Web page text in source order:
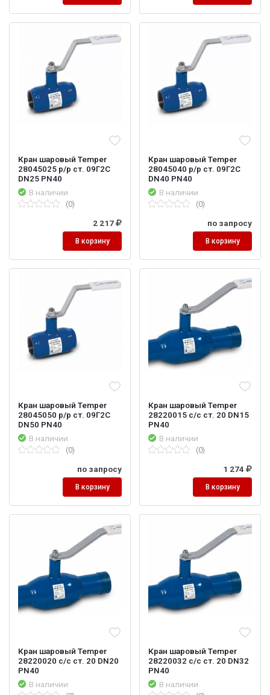
Кран шаровый Temper
28045025 р/р ст. 09Г2С
DN25 PN40
В наличии
(0)
2 217
В корзину
Кран шаровый Temper
28045040 р/р ст. 09Г2С
DN40 PN40
В наличии
(0)
по запросу
В корзину
Кран шаровый Temper
28045050 р/р ст. 09Г2С
DN50 PN40
В наличии
(0)
по запросу
В корзину
Кран шаровый Temper
28220015 с/с ст. 20 DN15
PN40
В наличии
(0)
1 274
В корзину
Кран шаровый Temper
28220020 с/с ст. 20 DN20
PN40
В наличии
Кран шаровый Temper
28220032 с/с ст. 20 DN32
PN40
В наличии